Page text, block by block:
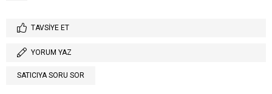
TAVSIYE ET
YORUM YAZ
SATICIYA SORU SOR